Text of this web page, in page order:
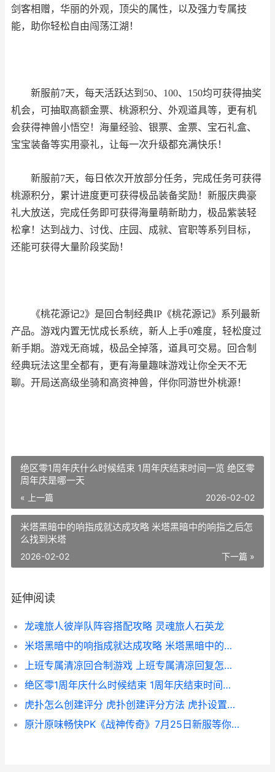
剑客相赠，华丽的外观，顶尖的属性，以及强力专属技
能，助你轻松自由闯荡江湖！
新服前7天，每天活跃达到50、100、150均可获得抽奖
机会，可抽取高额金票、桃源积分、外观道具等，更有机
会获得神兽小悟空！海量经验、银票、金票、宝石礼盒、
宝宝装备等实用豪礼，让每一次升级都充满快乐！
新服前7天，每日依次开放部分任务，完成任务可获得
桃源积分，累计进度更可获得极品装备奖励！新服庆典豪
礼大放送，完成任务即可获得海量萌新助力，极品紫装轻
松拿！达到战力、讨伐、庄园、成就、官职等系列目标，
还能可获得大量阶段奖励！
《桃花源记2》是回合制经典IP《桃花源记》系列最新
产品。游戏内置无忧成长系统，新人上手0难度，轻松度过
新手期。游戏无商城，极品全掉落，道具可交易。回合制
经典玩法这里全都有，更有海量趣味游戏让你全天不无
聊。开局送高级坐骑和高资神兽，伴你同游世外桃源！
绝区零1周年庆什么时候结束 1周年庆结束时间一览 绝区零
周年庆是哪一天
« 上一篇 2026-02-02
米塔黑暗中的响指成就达成攻略 米塔黑暗中的响指之后怎
么找到米塔
下一篇 »
2026-02-02
延伸阅读
龙魂旅人彼岸队阵容搭配攻略 灵魂旅人石英龙
米塔黑暗中的响指成就达成攻略 米塔黑暗中的响指之后怎么找到米塔
上班专属清凉回合制游戏 上班专属清凉回复怎么写
绝区零1周年庆什么时候结束 1周年庆结束时间一览 绝区零周年庆是哪一天
虎扑怎么创建评分 虎扑创建评分方法 虎扑设置在哪里
原汁原味畅快PK《战神传奇》7月25日新服等你解锁大杀技 原汁原味餐饮